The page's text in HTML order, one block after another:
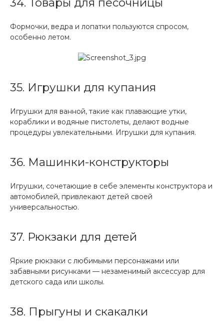
Формочки, ведра и лопатки пользуются спросом,
особенно летом.
35. Игрушки для купания
Игрушки для ванной, такие как плавающие утки,
кораблики и водяные пистолеты, делают водные
процедуры увлекательными. Игрушки для купания.
36. Машинки-конструкторы
Игрушки, сочетающие в себе элементы конструктора и
автомобилей, привлекают детей своей
универсальностью.
37. Рюкзаки для детей
Яркие рюкзаки с любимыми персонажами или
забавными рисунками — незаменимый аксессуар для
детского сада или школы.
38. Прыгуны и скакалки